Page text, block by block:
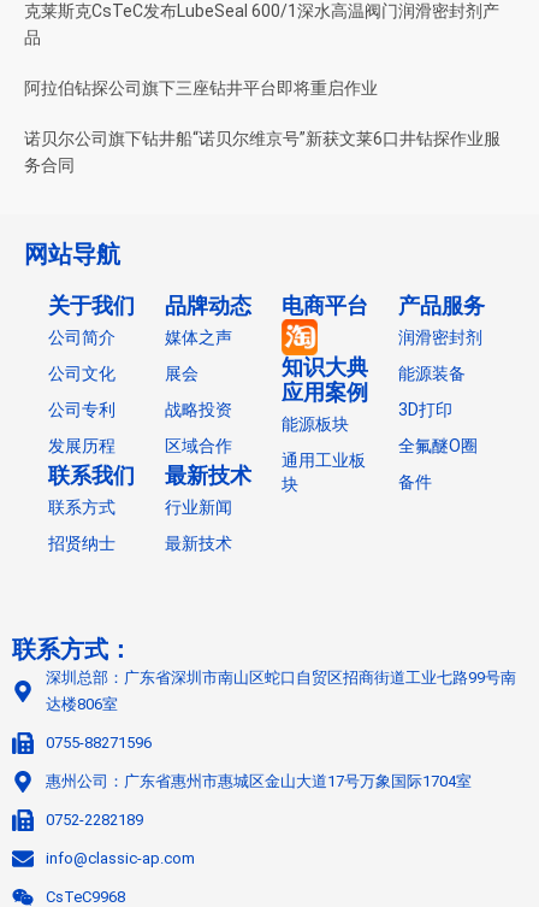
克莱斯克CsTeC发布LubeSeal 600/1深水高温阀门润滑密封剂产
品
阿拉伯钻探公司旗下三座钻井平台即将重启作业
诺贝尔公司旗下钻井船“诺贝尔维京号”新获文莱6口井钻探作业服
务合同
网站导航
关于我们
公司简介
公司文化
公司专利
发展历程
联系我们
联系方式
招贤纳士
品牌动态
媒体之声
展会
战略投资
区域合作
最新技术
行业新闻
最新技术
电商平台
知识大典
应用案例
能源板块
通用工业板
块
产品服务
润滑密封剂
能源装备
3D打印
全氟醚O圈
备件
联系方式：
深圳总部：广东省深圳市南山区蛇口自贸区招商街道工业七路99号南
达楼806室
0755-88271596
惠州公司：广东省惠州市惠城区金山大道17号万象国际1704室
0752-2282189
info@classic-ap.com
CsTeC9968